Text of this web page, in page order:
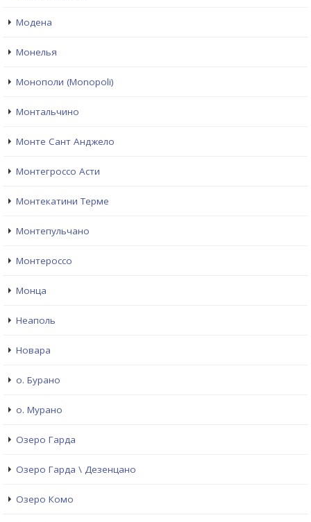
Модена
Монелья
Монополи (Monopoli)
Монтальчино
Монте Сант Анджело
Монтегроссо Асти
Монтекатини Терме
Монтепульчано
Монтероссо
Монца
Неаполь
Новара
о. Бурано
о. Мурано
Озеро Гарда
Озеро Гарда \ Дезенцано
Озеро Комо